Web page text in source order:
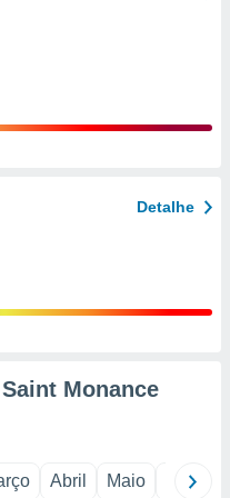
Detalhe
Monance
Abril Maio Junho